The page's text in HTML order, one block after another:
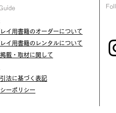
イ用書籍のオーダーについて
イ用書籍のレンタルについて
載・取材に関して
法に基づく表記
ーポリシー